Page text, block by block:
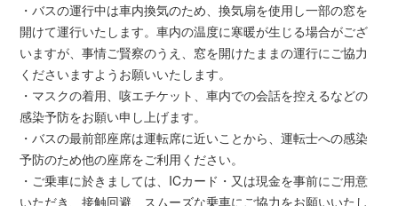
・バスの運行中は車内換気のため、換気扇を使用し一部の窓を
開けて運行いたします。車内の温度に寒暖が生じる場合がござ
いますが、事情ご賢察のうえ、窓を開けたままの運行にご協力
くださいますようお願いいたします。
・マスクの着用、咳エチケット、車内での会話を控えるなどの
感染予防をお願い申し上げます。
・バスの最前部座席は運転席に近いことから、運転士への感染
予防のため他の座席をご利用ください。
・ご乗車に於きましては、ICカード・又は現金を事前にご用意
いただき、接触回避、スムーズな乗車にご協力をお願いいたし